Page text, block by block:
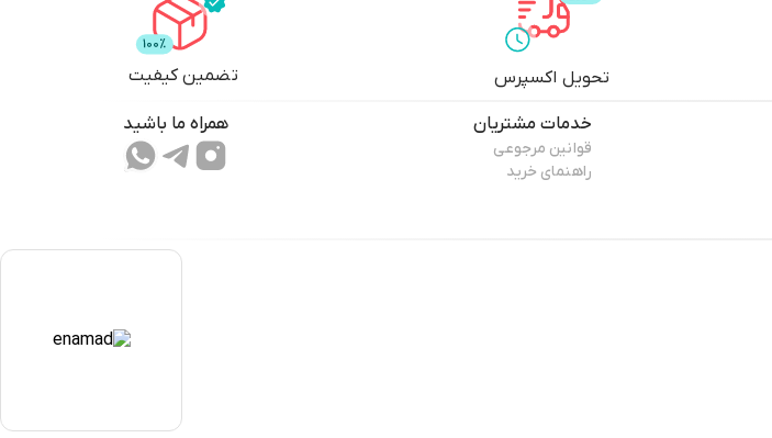
تحویل اکسپرس تضمین کیفیت
خدمات مشتریان
قوانین مرجوعی
راهنمای خرید
همراه ما باشید